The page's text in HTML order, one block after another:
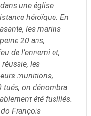
une église
héroïque. En
les marins
20 ans,
de l’ennemi et,
les
munitions,
tués, on dénombra
été fusillés.
François